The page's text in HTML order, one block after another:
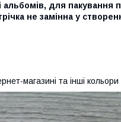
альбомів, для
не замінна у
магазині та інші